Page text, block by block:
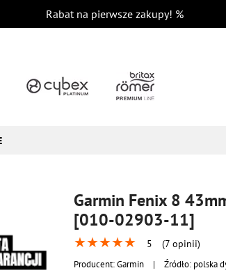
Rabat na pierwsze zakupy! %
Garmin Fenix 8
[010-02903-11]
★★★★★ 5 (7 opinii)
Producent:Garmin | Źródło: polska